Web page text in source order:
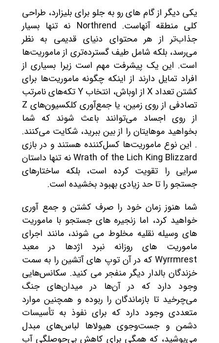
یکی دیگر از گام های رو به جلو برای بلیزارد، طراحی
کلی منطقه آنهاست. Northrend نه تنها بسیار
جذاب‌تر از هر محتوای دنیای قدیمی به نظر
می‌رسد، بلکه شامل طیف گسترده‌تری از ماموریت‌ها
است. این یک پیشرفت مهم است زیرا بسیاری از
افراد تمایل دارند از اینکه چگونه ماموریت‌ها برای
کشتن تعداد X از اوباش، انتخاب Y تکه‌های نامرتب
تصادفی از روی زمین، یا جمع‌آوری کلکسیون‌های Z
از روی اجساد می‌توانند باعث شوند که شما
بخواهید موهایتان را از بین ببرید، شکایت می‌کنند.
. این نوع ماموریت‌ها کسل‌کننده هستند و در بازی
Wrath of the Lich King Blizzard نه تنها داستان
سرایی را تقویت کرده است، بلکه ساختارهای
جستجو را تا حد زیادی بهبود بخشیده است.
شما هنوز زمان خود را صرف کشتن و جمع آوری
خواهید کرد، اما زنجیره های جستجو با ماموریت
های وسیله نقلیه مخلوط می شوند، مانند اجرای
ماموریت های روزانه نبرد اژدها در معبد
Wyrrmrest که در آن توپ های آتشین را به سمت
خزندگان بالدار دیگر منفجر می کنید. سکانس‌هایی
وجود دارد که در آن‌ها در میدان‌های جنگ
می‌چرخید تا بازماندگان را ربوده و همچنین موارد
متعددی وجود دارد که برای نفوذ به تأسیسات
دشمن و جست‌وجوی هیولاها لباس‌های مبدل
می‌پوشید، که همگی برای کاهش بی‌حوصلگی آب